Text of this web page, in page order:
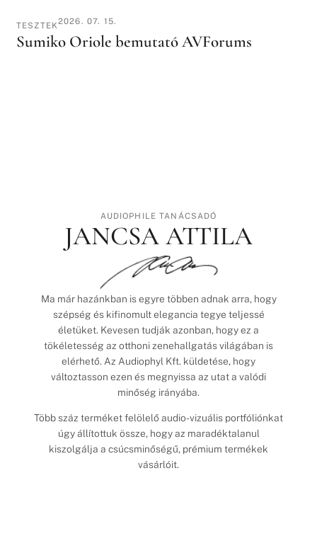
TESZTEK2026. 07. 15.
Sumiko Oriole bemutató AVForums
AUDIOPHILE TANÁCSADÓ
JANCSA ATTILA
Ma már hazánkban is egyre többen adnak arra, hogy
szépség és kifinomult elegancia tegye teljessé
életüket. Kevesen tudják azonban, hogy ez a
tökéletesség az otthoni zenehallgatás világában is
elérhető. Az Audiophyl Kft. küldetése, hogy
változtasson ezen és megnyissa az utat a valódi
minőség irányába.
Több száz terméket felölelő audio-vizuális portfóliónkat
úgy állítottuk össze, hogy az maradéktalanul
kiszolgálja a csúcsminőségű, prémium termékek
vásárlóit.